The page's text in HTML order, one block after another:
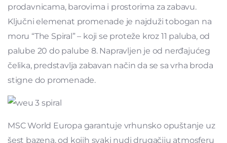
prodavnicama, barovima i prostorima za zabavu.
Ključni elemenat promenade je najduži tobogan na
moru “The Spiral” – koji se proteže kroz 11 paluba, od
palube 20 do palube 8. Napravljen je od nerđajućeg
čelika, predstavlja zabavan način da se sa vrha broda
stigne do promenade.
MSC World Europa garantuje vrhunsko opuštanje uz
šest bazena, od kojih svaki nudi drugačiju atmosferu